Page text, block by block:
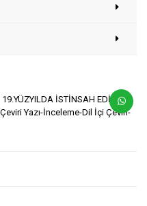
19.YÜZYILDA İSTİNSAH EDİLEN
Yazı-İnceleme-Dil İçi Çeviri-